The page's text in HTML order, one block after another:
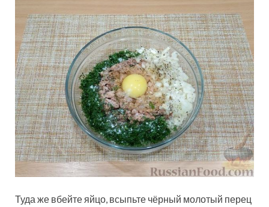
Туда же вбейте яйцо, всыпьте чёрный молотый перец